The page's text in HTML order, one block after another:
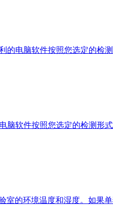
电脑软件按照您选定的检
软件按照您选定的检测形
的环境温度和湿度。如果